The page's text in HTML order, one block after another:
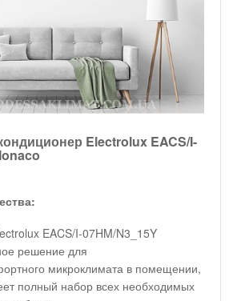
Electrolux EACS/I-
EACS/I-07HM/N3_15Y
решение для
микроклимата в помещении,
полный набор всех необходимых